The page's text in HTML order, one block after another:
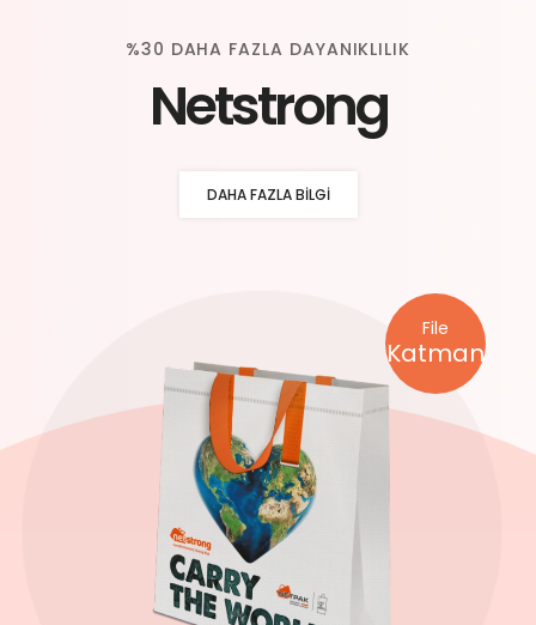
%30 DAHA FAZLA DAYANIKLILIK
Netstrong
DAHA FAZLA BILGI
Katman
File